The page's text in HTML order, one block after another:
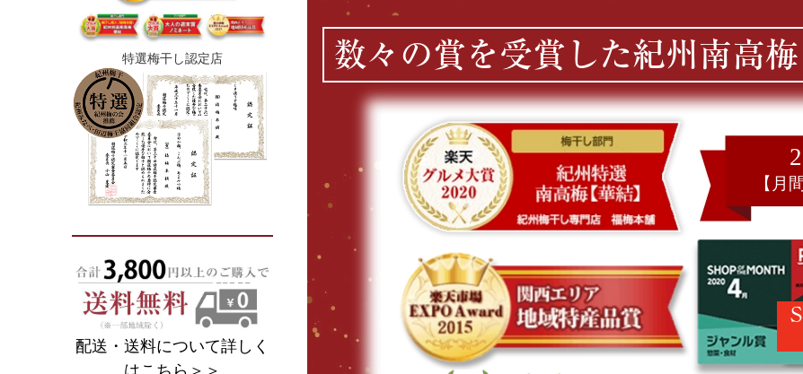
特選梅干し認定店
配送・送料について詳しく
はこちら＞＞
数々の賞を受賞した紀州南高梅
【月